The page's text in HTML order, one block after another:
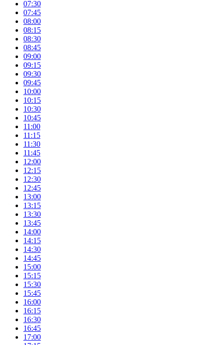
07:30
07:45
08:00
08:15
08:30
08:45
09:00
09:15
09:30
09:45
10:00
10:15
10:30
10:45
11:00
11:15
11:30
11:45
12:00
12:15
12:30
12:45
13:00
13:15
13:30
13:45
14:00
14:15
14:30
14:45
15:00
15:15
15:30
15:45
16:00
16:15
16:30
16:45
17:00